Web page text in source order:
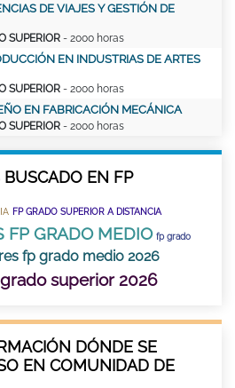
DE VIAJES Y GESTIÓN DE
SUPERIOR - 2000 horas
EN INDUSTRIAS DE ARTES
SUPERIOR - 2000 horas
EN FABRICACIÓN MECÁNICA
SUPERIOR - 2000 horas
BUSCADO EN FP
FP GRADO SUPERIOR A DISTANCIA
FP GRADO MEDIO fp grado
fp grado medio 2026
superior 2026
DÓNDE SE
EN COMUNIDAD DE